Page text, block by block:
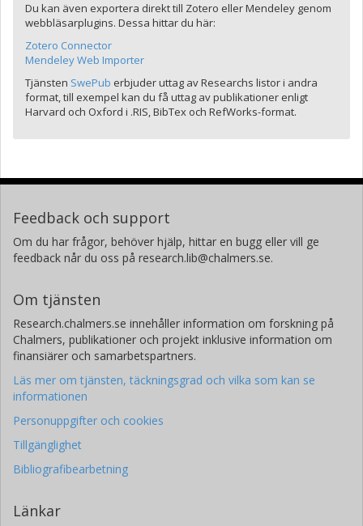
Du kan även exportera direkt till Zotero eller Mendeley genom
webbläsarplugins. Dessa hittar du här:
Zotero Connector
Mendeley Web Importer
Tjänsten SwePub erbjuder uttag av Researchs listor i andra
format, till exempel kan du få uttag av publikationer enligt
Harvard och Oxford i .RIS, BibTex och RefWorks-format.
Feedback och support
Om du har frågor, behöver hjälp, hittar en bugg eller vill ge
feedback når du oss på research.lib@chalmers.se.
Om tjänsten
Research.chalmers.se innehåller information om forskning på
Chalmers, publikationer och projekt inklusive information om
finansiärer och samarbetspartners.
Läs mer om tjänsten, täckningsgrad och vilka som kan se
informationen
Personuppgifter och cookies
Tillgänglighet
Bibliografibearbetning
Länkar